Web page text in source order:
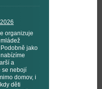
organizuje
jako
a
se nebojí
domov, i
děti